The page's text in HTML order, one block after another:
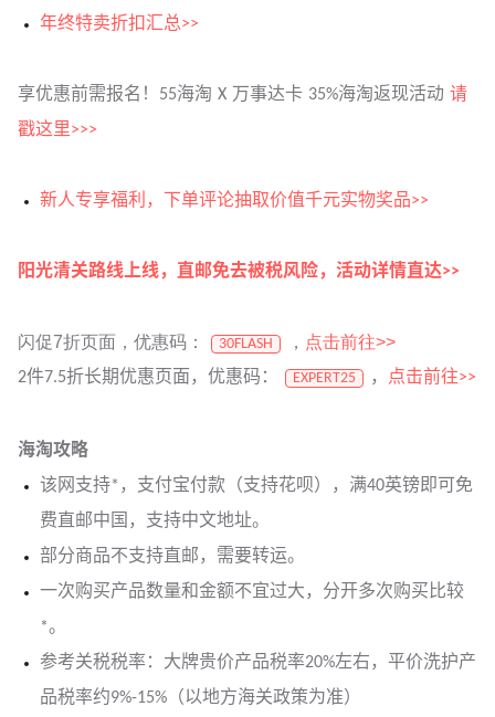
年终特卖折扣汇总>>
享优惠前需报名！55海淘 X 万事达卡 35%海淘返现活动 请
戳这里>>>
新人专享福利，下单评论抽取价值千元实物奖品>>
阳光清关路线上线，直邮免去被税风险，活动详情直达>>
闪促7折页面，优惠码： 30FLASH ， 点击前往>>
2件7.5折长期优惠页面，优惠码： EXPERT25 ， 点击前往>>
海淘攻略
该网支持*，支付宝付款（支持花呗），满40英镑即可免
费直邮中国，支持中文地址。
部分商品不支持直邮，需要转运。
一次购买产品数量和金额不宜过大，分开多次购买比较
*。
参考关税税率：大牌贵价产品税率20%左右，平价洗护产
品税率约9%-15%（以地方海关政策为准）